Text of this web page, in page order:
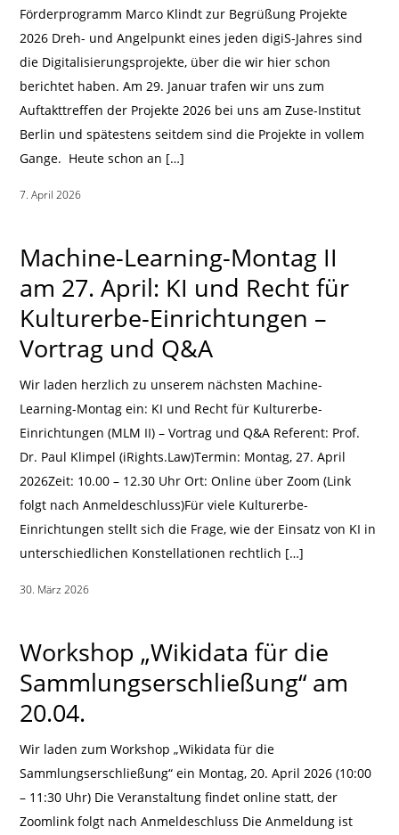
Förderprogramm Marco Klindt zur Begrüßung Projekte
2026 Dreh- und Angelpunkt eines jeden digiS-Jahres sind
die Digitalisierungsprojekte, über die wir hier schon
berichtet haben. Am 29. Januar trafen wir uns zum
Auftakttreffen der Projekte 2026 bei uns am Zuse-Institut
Berlin und spätestens seitdem sind die Projekte in vollem
Gange. Heute schon an […]
7. April 2026
Machine-Learning-Montag II
am 27. April: KI und Recht für
Kulturerbe-Einrichtungen –
Vortrag und Q&A
Wir laden herzlich zu unserem nächsten Machine-
Learning-Montag ein: KI und Recht für Kulturerbe-
Einrichtungen (MLM II) – Vortrag und Q&A Referent: Prof.
Dr. Paul Klimpel (iRights.Law)Termin: Montag, 27. April
2026Zeit: 10.00 – 12.30 Uhr Ort: Online über Zoom (Link
folgt nach Anmeldeschluss)Für viele Kulturerbe-
Einrichtungen stellt sich die Frage, wie der Einsatz von KI in
unterschiedlichen Konstellationen rechtlich […]
30. März 2026
Workshop „Wikidata für die
Sammlungserschließung“ am
20.04.
Wir laden zum Workshop „Wikidata für die
Sammlungserschließung“ ein Montag, 20. April 2026 (10:00
– 11:30 Uhr) Die Veranstaltung findet online statt, der
Zoomlink folgt nach Anmeldeschluss Die Anmeldung ist